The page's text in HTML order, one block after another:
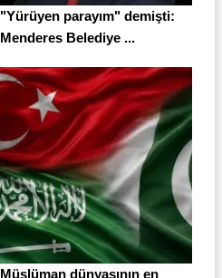
"Yürüyen parayım" demişti:
Menderes Belediye ...
Müslüman dünyasının en